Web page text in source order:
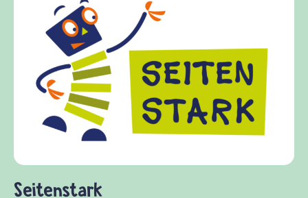
Frieden Fragen
frieden-fragen.de ist ein Internet-Angebot für
Kinder, Eltern und ErzieherInnen das zu
Fragen von Krieg und Frieden, Streit und
Gewalt informiert und einen Austausch zu
diesem Themenbereich ermöglicht. frieden-
fragen.de bietet Antworten auf wichtige
und Frieden, Streit und Gewalt.